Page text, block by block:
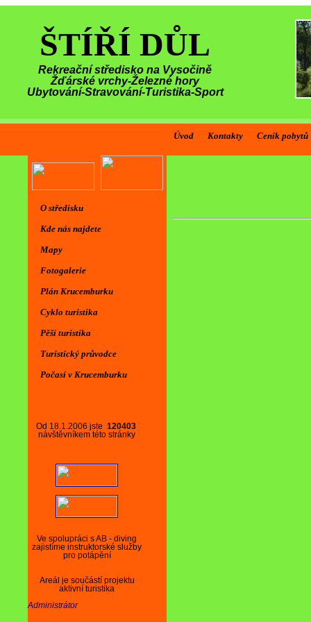
ŠTÍŘÍ DŮL
Rekreační středisko na Vysočině
Žďárské vrchy-Železné hory
Ubytování-Stravování-Turistika-Sport
Úvod Kontakty Ceník pobytů
Od 18.1.2006 jste 120403
návštěvníkem této stránky
Ve spolupráci s AB - diving
zajistíme instruktorské služby
pro potápění
Areál je součástí projektu
aktivní turistika
Administrátor
O středisku
Kde nás najdete
Mapy
Fotogalerie
Plán Krucemburku
Cyklo turistika
Pěší turistika
Turistický průvodce
Počasí v Krucemburku